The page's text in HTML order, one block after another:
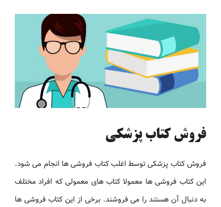
فروش کتاب پزشکی
فروش کتاب پزشکی توسط اغلب کتاب فروشی ها انجام می شود.
این کتاب فروشی ها معمولا کتاب های معمولی که افراد مختلف
به دنبال آن هستند را می فروشند. برخی از این کتاب فروشی ها